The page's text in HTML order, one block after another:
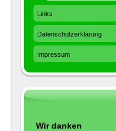
Links
Datenschutzerklärung
Impressum
Wir danken